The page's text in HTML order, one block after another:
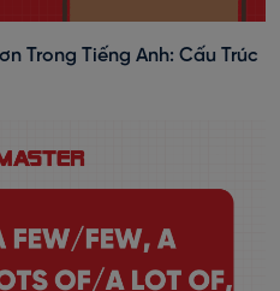
Trong Tiếng Anh: Cấu Trúc